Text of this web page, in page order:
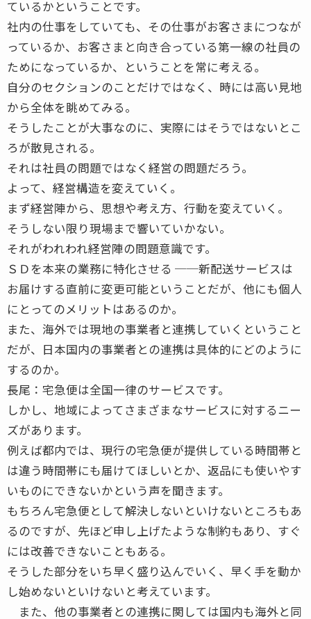
ているかということです。
社内の仕事をしていても、その仕事がお客さまにつなが
っているか、お客さまと向き合っている第一線の社員の
ためになっているか、ということを常に考える。
自分のセクションのことだけではなく、時には高い見地
から全体を眺めてみる。
そうしたことが大事なのに、実際にはそうではないとこ
ろが散見される。
それは社員の問題ではなく経営の問題だろう。
よって、経営構造を変えていく。
まず経営陣から、思想や考え方、行動を変えていく。
そうしない限り現場まで響いていかない。
それがわれわれ経営陣の問題意識です。
ＳＤを本来の業務に特化させる ──新配送サービスは
お届けする直前に変更可能ということだが、他にも個人
にとってのメリットはあるのか。
また、海外では現地の事業者と連携していくということ
だが、日本国内の事業者との連携は具体的にどのように
するのか。
長尾：宅急便は全国一律のサービスです。
しかし、地域によってさまざまなサービスに対するニー
ズがあります。
例えば都内では、現行の宅急便が提供している時間帯と
は違う時間帯にも届けてほしいとか、返品にも使いやす
いものにできないかという声を聞きます。
もちろん宅急便として解決しないといけないところもあ
るのですが、先ほど申し上げたような制約もあり、すぐ
には改善できないこともある。
そうした部分をいち早く盛り込んでいく、早く手を動か
し始めないといけないと考えています。
また、他の事業者との連携に関しては国内も海外と同